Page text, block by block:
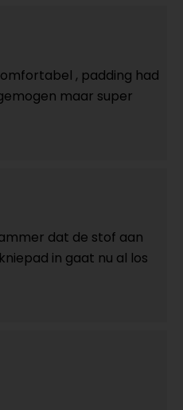
, padding had
maar super
dat de stof aan
in gaat nu al los